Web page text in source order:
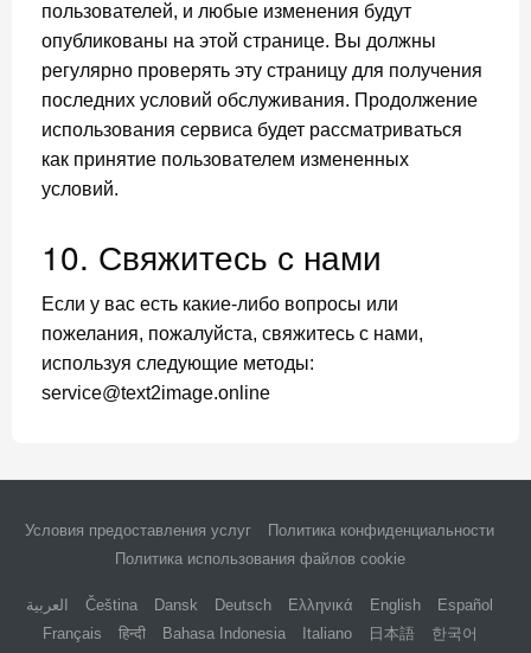
пользователей, и любые изменения будут
опубликованы на этой странице. Вы должны
регулярно проверять эту страницу для получения
последних условий обслуживания. Продолжение
использования сервиса будет рассматриваться
как принятие пользователем измененных
условий.
10. Свяжитесь с нами
Если у вас есть какие-либо вопросы или
пожелания, пожалуйста, свяжитесь с нами,
используя следующие методы:
service@text2image.online
Условия предоставления услуг
Политика конфиденциальности
Политика использования файлов cookie
العربية Čeština Dansk Deutsch Ελληνικά English
Español
Français
हिन्दी Bahasa Indonesia Italiano 日本語 한국어